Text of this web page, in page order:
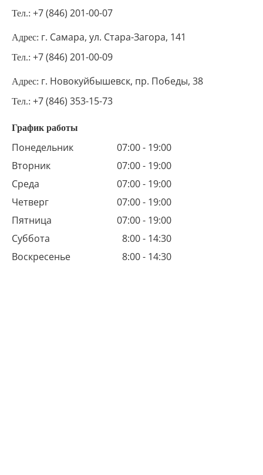
Тел.: +7 (846) 201-00-07
Адрес: г. Самара, ул. Стара-Загора, 141
Тел.: +7 (846) 201-00-09
Адрес: г. Новокуйбышевск, пр. Победы, 38
Тел.: +7 (846) 353-15-73
График работы
Понедельник
07:00 - 19:00
Вторник
07:00 - 19:00
Среда
07:00 - 19:00
Четверг
07:00 - 19:00
Пятница
07:00 - 19:00
Суббота
8:00 - 14:30
Воскресенье
8:00 - 14:30